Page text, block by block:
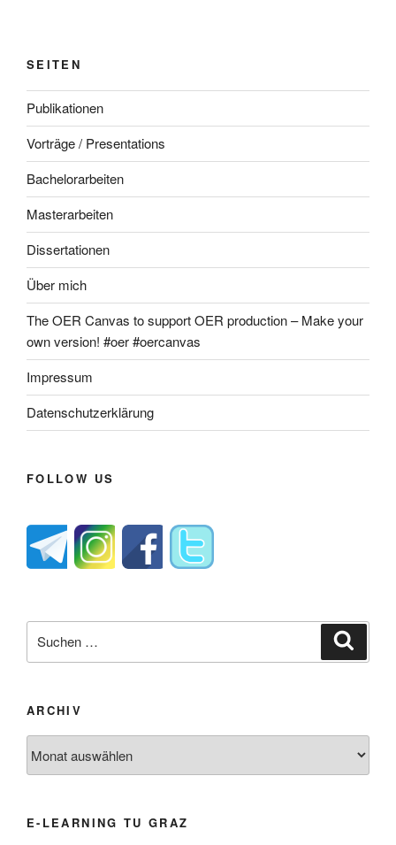
SEITEN
Publikationen
Vorträge / Presentations
Bachelorarbeiten
Masterarbeiten
Dissertationen
Über mich
The OER Canvas to support OER production – Make your
own version! #oer #oercanvas
Impressum
Datenschutzerklärung
FOLLOW US
nach:
ARCHIV
E-LEARNING TU GRAZ